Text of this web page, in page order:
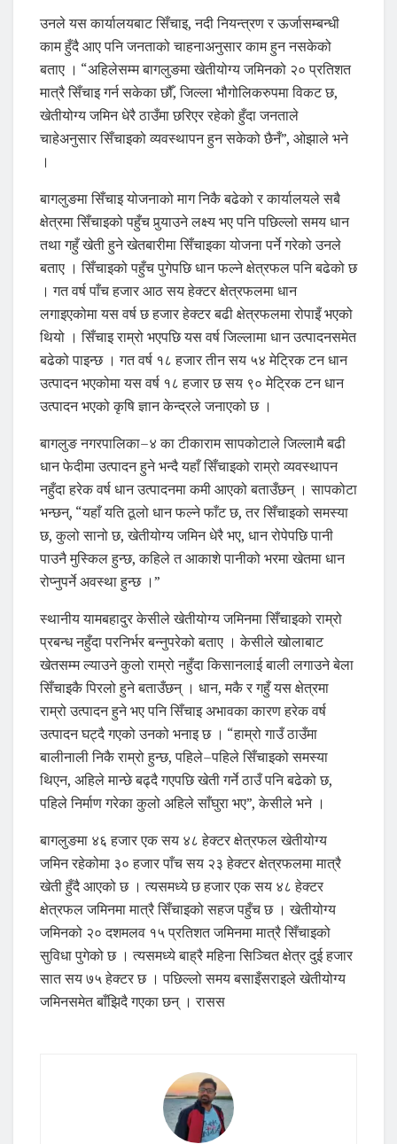
उनले यस कार्यालयबाट सिँचाइ, नदी नियन्त्रण र ऊर्जासम्बन्धी
काम हुँदै आए पनि जनताको चाहनाअनुसार काम हुन नसकेको
बताए । “अहिलेसम्म बागलुङमा खेतीयोग्य जमिनको २० प्रतिशत
मात्रै सिँचाइ गर्न सकेका छौँ, जिल्ला भौगोलिकरुपमा विकट छ,
खेतीयोग्य जमिन धेरै ठाउँमा छरिएर रहेको हुँदा जनताले
चाहेअनुसार सिँचाइको व्यवस्थापन हुन सकेको छैनँ”, ओझाले भने
।
बागलुङमा सिँचाइ योजनाको माग निकै बढेको र कार्यालयले सबै
क्षेत्रमा सिँचाइको पहुँच पुर्‍याउने लक्ष्य भए पनि पछिल्लो समय धान
तथा गहुँ खेती हुने खेतबारीमा सिँचाइका योजना पर्ने गरेको उनले
बताए । सिँचाइको पहुँच पुगेपछि धान फल्ने क्षेत्रफल पनि बढेको छ
। गत वर्ष पाँच हजार आठ सय हेक्टर क्षेत्रफलमा धान
लगाइएकोमा यस वर्ष छ हजार हेक्टर बढी क्षेत्रफलमा रोपाइँ भएको
थियो । सिँचाइ राम्रो भएपछि यस वर्ष जिल्लामा धान उत्पादनसमेत
बढेको पाइन्छ । गत वर्ष १८ हजार तीन सय ५४ मेट्रिक टन धान
उत्पादन भएकोमा यस वर्ष १८ हजार छ सय ९० मेट्रिक टन धान
उत्पादन भएको कृषि ज्ञान केन्द्रले जनाएको छ ।
बागलुङ नगरपालिका–४ का टीकाराम सापकोटाले जिल्लामै बढी
धान फेदीमा उत्पादन हुने भन्दै यहाँ सिँचाइको राम्रो व्यवस्थापन
नहुँदा हरेक वर्ष धान उत्पादनमा कमी आएको बताउँछन् । सापकोटा
भन्छन्, “यहाँ यति ठूलो धान फल्ने फाँट छ, तर सिँचाइको समस्या
छ, कुलो सानो छ, खेतीयोग्य जमिन धेरै भए, धान रोपेपछि पानी
पाउनै मुस्किल हुन्छ, कहिले त आकाशे पानीको भरमा खेतमा धान
रोप्नुपर्ने अवस्था हुन्छ ।”
स्थानीय यामबहादुर केसीले खेतीयोग्य जमिनमा सिँचाइको राम्रो
प्रबन्ध नहुँदा परनिर्भर बन्नुपरेको बताए । केसीले खोलाबाट
खेतसम्म ल्याउने कुलो राम्रो नहुँदा किसानलाई बाली लगाउने बेला
सिँचाइकै पिरलो हुने बताउँछन् । धान, मकै र गहुँ यस क्षेत्रमा
राम्रो उत्पादन हुने भए पनि सिँचाइ अभावका कारण हरेक वर्ष
उत्पादन घट्दै गएको उनको भनाइ छ । “हाम्रो गाउँ ठाउँमा
बालीनाली निकै राम्रो हुन्छ, पहिले–पहिले सिँचाइको समस्या
थिएन, अहिले मान्छे बढ्दै गएपछि खेती गर्ने ठाउँ पनि बढेको छ,
पहिले निर्माण गरेका कुलो अहिले साँघुरा भए”, केसीले भने ।
बागलुङमा ४६ हजार एक सय ४८ हेक्टर क्षेत्रफल खेतीयोग्य
जमिन रहेकोमा ३० हजार पाँच सय २३ हेक्टर क्षेत्रफलमा मात्रै
खेती हुँदै आएको छ । त्यसमध्ये छ हजार एक सय ४८ हेक्टर
क्षेत्रफल जमिनमा मात्रै सिँचाइको सहज पहुँच छ । खेतीयोग्य
जमिनको २० दशमलव १५ प्रतिशत जमिनमा मात्रै सिँचाइको
सुविधा पुगेको छ । त्यसमध्ये बाह्रै महिना सिञ्चित क्षेत्र दुई हजार
सात सय ७५ हेक्टर छ । पछिल्लो समय बसाइँसराइले खेतीयोग्य
जमिनसमेत बाँझिदै गएका छन् । रासस